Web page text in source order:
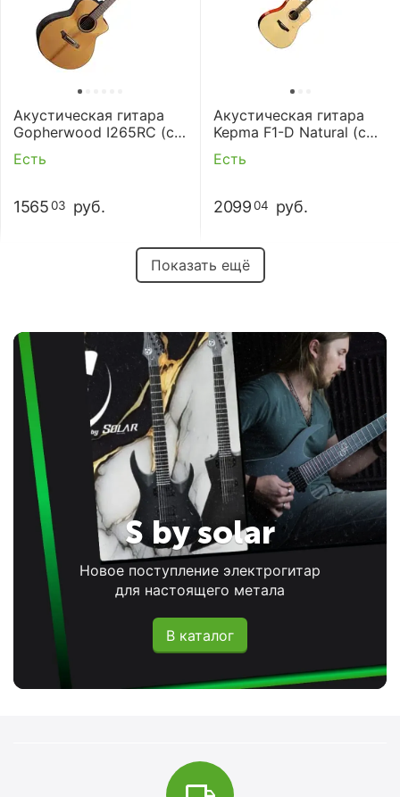
Акустическая гитара
Gopherwood I265RC (с
чехлом)
Есть
1565 03 руб.
Акустическая гитара
Kepma F1-D Natural (с
чехлом)
Есть
2099 04 руб.
Показать ещё
S by solar
Новое поступление электрогитар
для настоящего метала
В каталог